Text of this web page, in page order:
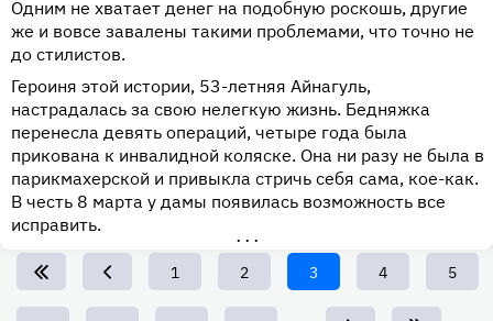
Одним не хватает денег на подобную роскошь, другие
же и вовсе завалены такими проблемами, что точно не
до стилистов.
Героиня этой истории, 53-летняя Айнагуль,
настрадалась за свою нелегкую жизнь. Бедняжка
перенесла девять операций, четыре года была
прикована к инвалидной коляске. Она ни разу не была в
парикмахерской и привыкла стричь себя сама, кое-как.
В честь 8 марта у дамы появилась возможность все
исправить.
•••
Page
1 Page
2 Текущая
страница
3 Page
4 Page
5